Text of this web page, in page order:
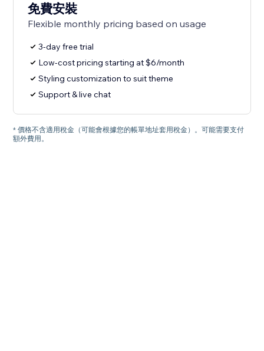
免費安裝
Flexible monthly pricing based on usage
3-day free trial
Low-cost pricing starting at $6/month
Styling customization to suit theme
Support & live chat
* 價格不含適用稅金（可能會根據您的帳單地址套用稅金）。可能需要支付
額外費用。